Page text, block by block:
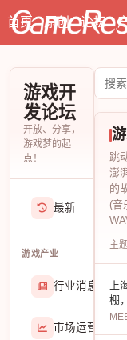
首页 原创 论坛
游戏开
发论坛
开放、分享，
游戏梦的起
点！
最新
游戏产业
行业消息
市场运营
搜
索
论
跳
澎
的
(音
主题
上
棚